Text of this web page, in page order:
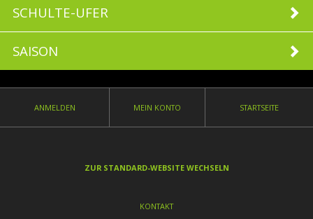
SCHULTE-UFER
SAISON
ANMELDEN MEIN KONTO STARTSEITE
ZUR STANDARD-WEBSITE WECHSELN
KONTAKT